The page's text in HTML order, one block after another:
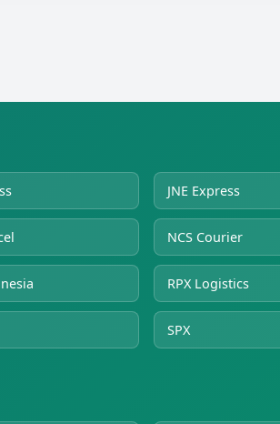
JNE Express
NCS Courier
RPX Logistics
SPX